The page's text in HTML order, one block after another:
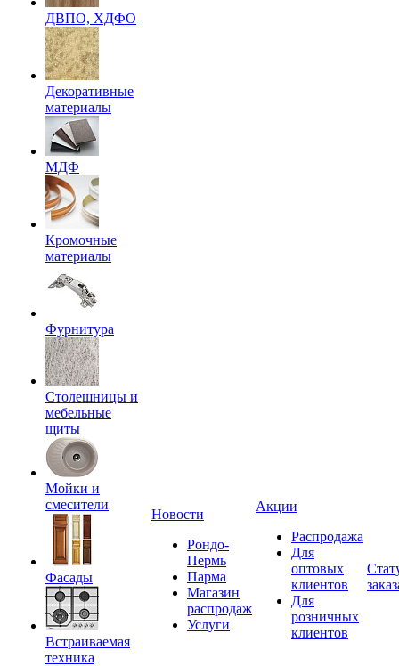
ДВПО, ХДФО
Декоративные
материалы
МДФ
Кромочные
материалы
Фурнитура
Столешницы и
мебельные
щиты
Мойки и
смесители
Фасады
Встраиваемая
техника
Новости
Рондо-
Пермь
Парма
Магазин
распродаж
Услуги
Акции
Распродажа
Для
оптовых
клиентов
Для
розничных
клиентов